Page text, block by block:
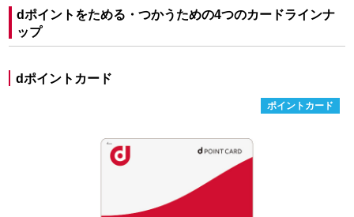
dポイントをためる・つかうための4つのカードラインナ
ップ
dポイントカード
ポイントカード